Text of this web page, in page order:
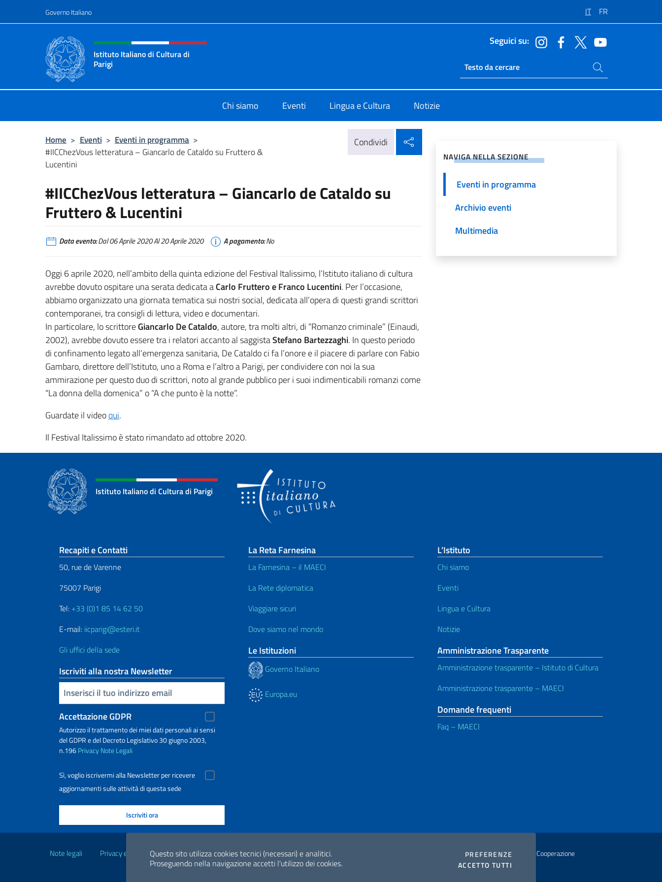
Questo sito utilizza cookies tecnici (necessari) e analitici.
Proseguendo nella navigazione accetti l'utilizzo dei cookies.
PREFERENZE COOKIES
ACCETTO TUTTI
Governo Italiano IT FR
Intestazione sito, social e menù
Istituto Italiano di Cultura di
Parigi
Seguici su:
Ricerca sito live
Cerca nel sito
Chi siamo Eventi Lingua e Cultura Notizie
Home > Eventi > Eventi in programma >
#IICChezVous letteratura – Giancarlo de Cataldo su Fruttero &
Lucentini
Condividi
#IICChezVous letteratura – Giancarlo de Cataldo su
Fruttero & Lucentini
Data evento:Dal 06 Aprile 2020 Al 20 Aprile 2020 A pagamento:No
Oggi 6 aprile 2020, nell’ambito della quinta edizione del Festival Italissimo, l’Istituto italiano di cultura
avrebbe dovuto ospitare una serata dedicata aCarlo Fruttero e Franco Lucentini. Per l’occasione,
abbiamo organizzato una giornata tematica sui nostri social, dedicata all’opera di questi grandi scrittori
contemporanei, tra consigli di lettura, video e documentari.
In particolare, lo scrittoreGiancarlo De Cataldo, autore, tra molti altri, di “Romanzo criminale” (Einaudi,
2002), avrebbe dovuto essere tra i relatori accanto al saggistaStefano Bartezzaghi. In questo periodo
di confinamento legato all’emergenza sanitaria, De Cataldo ci fa l’onore e il piacere di parlare con Fabio
Gambaro, direttore dell’Istituto, uno a Roma e l’altro a Parigi, per condividere con noi la sua
ammirazione per questo duo di scrittori, noto al grande pubblico per i suoi indimenticabili romanzi come
“La donna della domenica” o “A che punto è la notte”.
Guardate il videoqui.
Il Festival Italissimo è stato rimandato ad ottobre 2020.
NAVIGA NELLA SEZIONE
Eventi in programma
Archivio eventi
Multimedia
Istituto Italiano di Cultura di Parigi
Sezione footer
Recapiti e Contatti
50, rue de Varenne
75007 Parigi
Tel: +33 (0)1 85 14 62 50
E-mail: iicparigi@esteri.it
Gli uffici della sede
Iscriviti alla nostra Newsletter
Inserisci la tua email
Accettazione GDPR
Autorizzo il trattamento dei miei dati personali ai sensi
del GDPR e del Decreto Legislativo 30 giugno 2003,
n.196PrivacyNote Legali
Sì, voglio iscrivermi alla Newsletter per ricevere
aggiornamenti sulle attività di questa sede
La Reta Farnesina
La Farnesina – il MAECI
La Rete diplomatica
Viaggiare sicuri
Dove siamo nel mondo
Le Istituzioni
Governo Italiano
Europa.eu
L’Istituto
Chi siamo
Eventi
Lingua e Cultura
Notizie
Amministrazione Trasparente
Amministrazione trasparente – Istituto di Cultura
Amministrazione trasparente – MAECI
Domande frequenti
Faq – MAECI
Note legali Privacy e cookie policy Dichiarazione di accessibilità
2026 Copyright Ministero degli Affari Esteri e della Cooperazione